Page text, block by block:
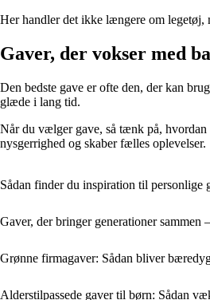
Her handler det ikke længere om legetøj,
Gaver, der vokser med
Den bedste gave er ofte den, der kan
glæde i lang tid.
Når du vælger gave, så tænk på,
nysgerrighed og skaber fælles oplevelser.
Sådan finder du inspiration til personlige
Gaver, der bringer generationer
Grønne firmagaver: Sådan bliver
Alderstilpassede gaver til børn: Sådan